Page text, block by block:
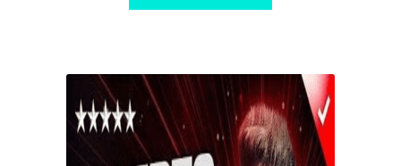
$ 295,00.$ 10,00.